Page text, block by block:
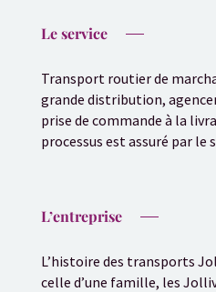
Le service
Transport routier de
grande distribution,
prise de commande à la
processus est assuré par le
L’entreprise
L’histoire des transports
celle d’une famille, les